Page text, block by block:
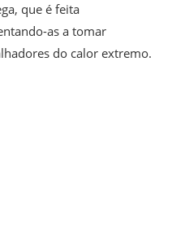
que é feita
as a tomar
do calor extremo.